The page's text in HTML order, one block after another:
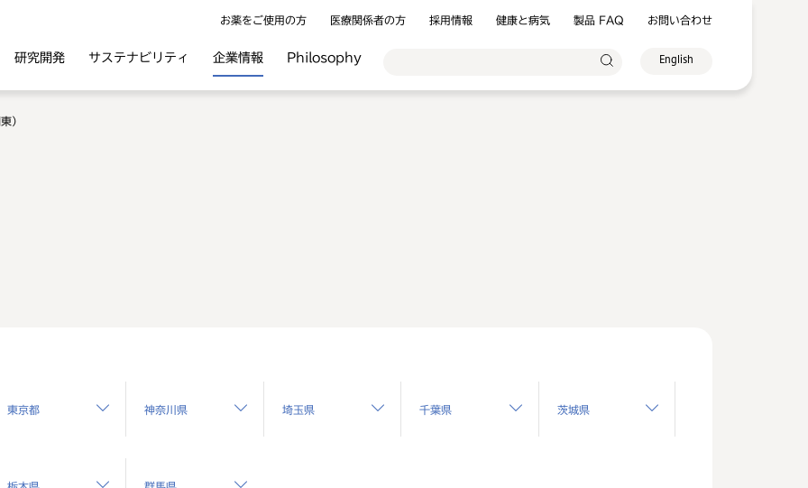
お薬をご使用の方 医療関係者の方 採用情報 健康と病気 製品 FAQ お問い合わせ
研究開発 サステナビリティ 企業情報 Philosophy English
）
東京都 神奈川県 埼玉県 千葉県 茨城県
栃木県 群馬県